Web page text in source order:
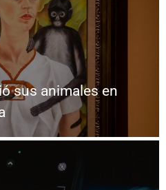
sus animales en